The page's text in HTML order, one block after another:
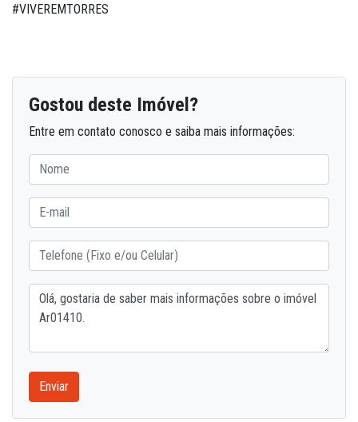
#VIVEREMTORRES
Gostou deste Imóvel?
Entre em contato conosco e saiba mais informações:
Enviar